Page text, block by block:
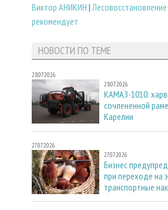
Виктор АНИКИН | Лесовосстановление
рекомендует
НОВОСТИ ПО ТЕМЕ
28.07.2026
28.07.2026
КАМАЗ-1010:
сочлененной
Карелии
27.07.2026
27.07.2026
Бизнес
при переходе на
транспортные